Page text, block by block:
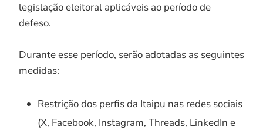
legislação eleitoral aplicáveis ao período de
defeso.
Durante esse período, serão adotadas as seguintes
medidas:
Restrição dos perfis da Itaipu nas redes sociais
(X, Facebook, Instagram, Threads, LinkedIn e